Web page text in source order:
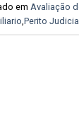
em Avaliação
Perito Judicial